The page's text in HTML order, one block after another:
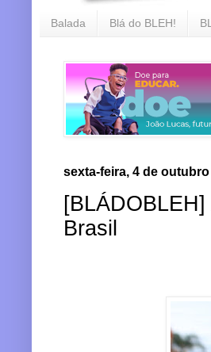
Balada Blá do BLEH!
sexta-feira, 4 de outubro
Brasil